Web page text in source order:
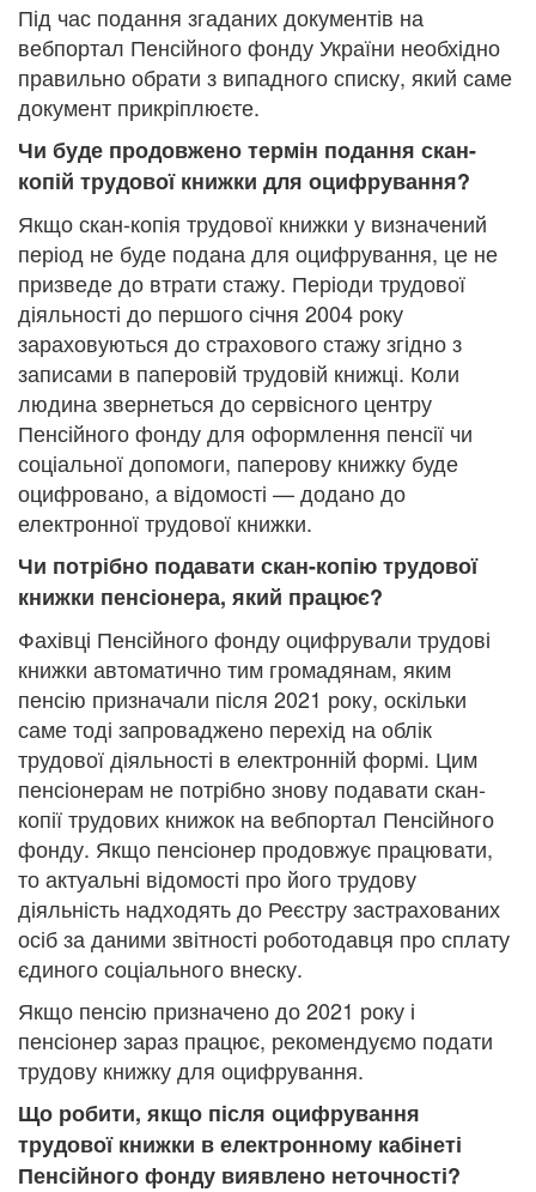
Під час подання згаданих документів на
вебпортал Пенсійного фонду України необхідно
правильно обрати з випадного списку, який саме
документ прикріплюєте.
Чи буде продовжено термін подання скан-
копій трудової книжки для оцифрування?
Якщо скан-копія трудової книжки у визначений
період не буде подана для оцифрування, це не
призведе до втрати стажу. Періоди трудової
діяльності до першого січня 2004 року
зараховуються до страхового стажу згідно з
записами в паперовій трудовій книжці. Коли
людина звернеться до сервісного центру
Пенсійного фонду для оформлення пенсії чи
соціальної допомоги, паперову книжку буде
оцифровано, а відомості — додано до
електронної трудової книжки.
Чи потрібно подавати скан-копію трудової
книжки пенсіонера, який працює?
Фахівці Пенсійного фонду оцифрували трудові
книжки автоматично тим громадянам, яким
пенсію призначали після 2021 року, оскільки
саме тоді запроваджено перехід на облік
трудової діяльності в електронній формі. Цим
пенсіонерам не потрібно знову подавати скан-
копії трудових книжок на вебпортал Пенсійного
фонду. Якщо пенсіонер продовжує працювати,
то актуальні відомості про його трудову
діяльність надходять до Реєстру застрахованих
осіб за даними звітності роботодавця про сплату
єдиного соціального внеску.
Якщо пенсію призначено до 2021 року і
пенсіонер зараз працює, рекомендуємо подати
трудову книжку для оцифрування.
Що робити, якщо після оцифрування
трудової книжки в електронному кабінеті
Пенсійного фонду виявлено неточності?